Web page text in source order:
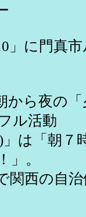
」に門真
ら夜の「
ル活動
は「朝７
」。
の自治